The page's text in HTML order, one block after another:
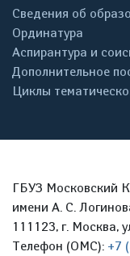
Сведения об
Ординатура
Аспирантура и
Дополнительное
Циклы
ГБУЗ Московский
имени А. С.
111123, г. Москва,
Телефон (ОМС): +7